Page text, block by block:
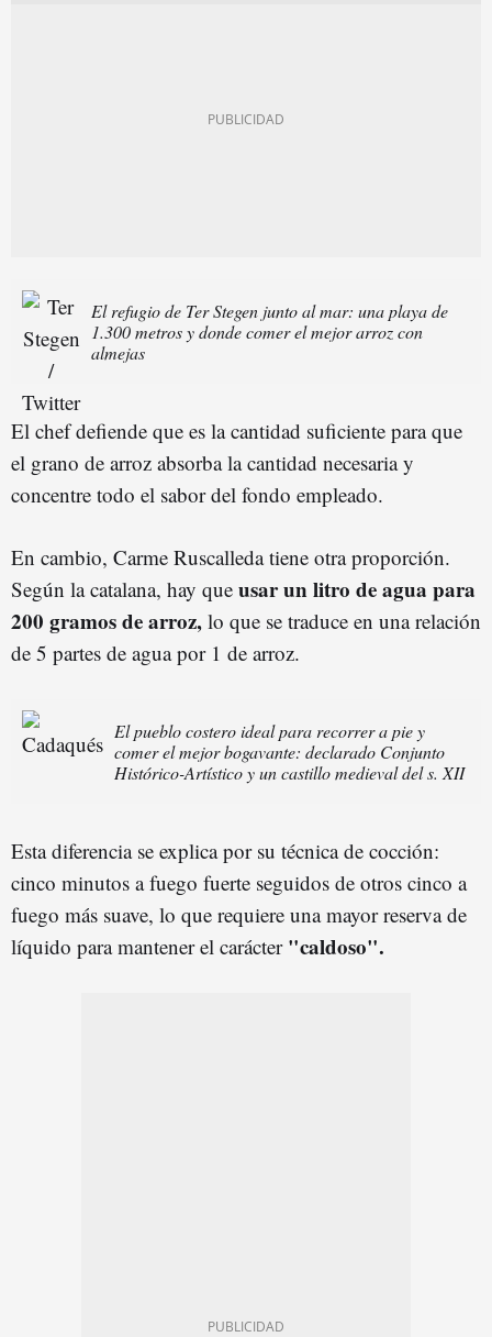
El refugio de Ter Stegen junto al mar: una playa de
1.300 metros y donde comer el mejor arroz con
almejas
El chef defiende que es la cantidad suficiente para que
el grano de arroz absorba la cantidad necesaria y
concentre todo el sabor del fondo empleado.
En cambio, Carme Ruscalleda tiene otra proporción.
Según la catalana, hay que usar un litro de agua para
200 gramos de arroz, lo que se traduce en una relación
de 5 partes de agua por 1 de arroz.
El pueblo costero ideal para recorrer a pie y
comer el mejor bogavante: declarado Conjunto
Histórico-Artístico y un castillo medieval del s. XII
Esta diferencia se explica por su técnica de cocción:
cinco minutos a fuego fuerte seguidos de otros cinco a
fuego más suave, lo que requiere una mayor reserva de
líquido para mantener el carácter "caldoso".